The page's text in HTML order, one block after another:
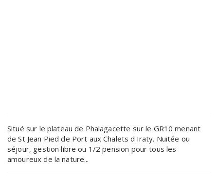
Situé sur le plateau de Phalagacette sur le GR10 menant
de St Jean Pied de Port aux Chalets d'Iraty. Nuitée ou
séjour, gestion libre ou 1/2 pension pour tous les
amoureux de la nature...